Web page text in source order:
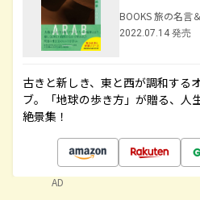
BOOKS 旅の名言
2022.07.14 発売
古きと新しき、東と西が調和する
ブ。「地球の歩き方」が贈る、人
絶景集！
AD